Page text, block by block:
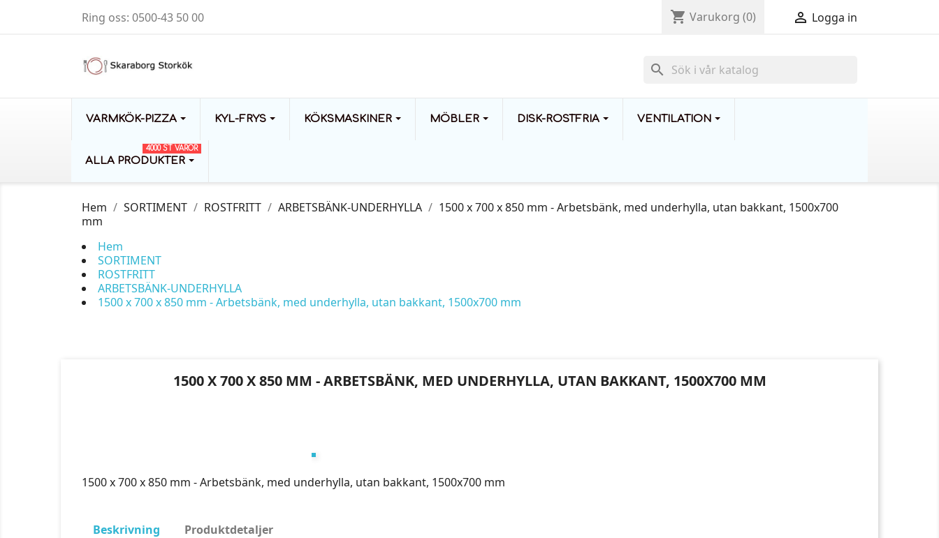
Ring oss: 0500-43 50 00 shopping_cart Varukorg (0)  Logga in
search
VARMKÖK-PIZZA KYL-FRYS KÖKSMASKINER MÖBLER DISK-ROSTFRIA VENTILATION
ALLA PRODUKTER
4000 ST VAROR
Hem SORTIMENT ROSTFRITT ARBETSBÄNK-UNDERHYLLA
1500 x 700 x 850 mm - Arbetsbänk, med underhylla, utan bakkant, 1500x700
mm
Hem
SORTIMENT
ROSTFRITT
ARBETSBÄNK-UNDERHYLLA
1500 x 700 x 850 mm - Arbetsbänk, med underhylla, utan bakkant, 1500x700 mm
1500 X 700 X 850 MM - ARBETSBÄNK, MED UNDERHYLLA, UTAN BAKKANT, 1500X700 MM
1500 x 700 x 850 mm - Arbetsbänk, med underhylla, utan bakkant, 1500x700 mm
Beskrivning Produktdetaljer